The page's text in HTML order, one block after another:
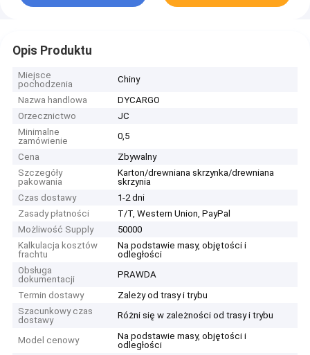
Opis Produktu
Miejsce
pochodzenia
Chiny
Nazwa handlowa
DYCARGO
Orzecznictwo
JC
Minimalne
zamówienie
0,5
Cena
Zbywalny
Szczegóły
pakowania
Karton/drewniana skrzynka/drewniana
skrzynia
Czas dostawy
1-2 dni
Zasady płatności
T/T, Western Union, PayPal
Możliwość Supply
50000
Kalkulacja kosztów
frachtu
Na podstawie masy, objętości i
odległości
Obsługa
dokumentacji
PRAWDA
Termin dostawy
Zależy od trasy i trybu
Szacunkowy czas
dostawy
Różni się w zależności od trasy i trybu
Model cenowy
Na podstawie masy, objętości i
odległości